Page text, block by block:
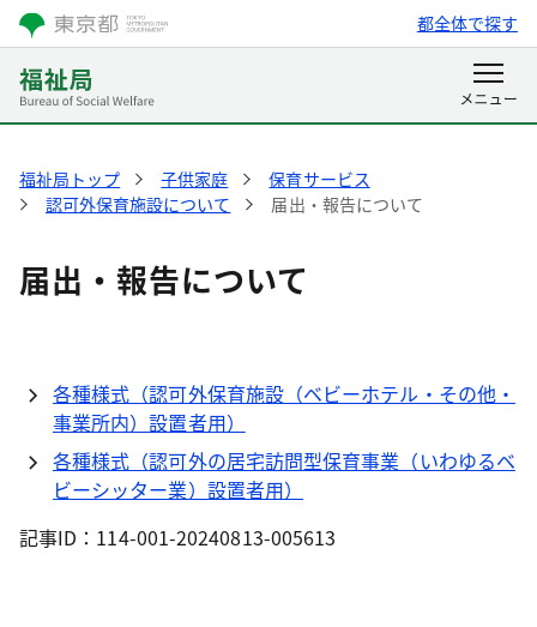
都全体で探す
福祉局トップ 子供家庭
保育サービス
認可外保育施設について
届出・報告について
届出・報告について
各種様式（認可外保育施設（ベビーホテル・その他・
事業所内）設置者用）
各種様式（認可外の居宅訪問型保育事業（いわゆるベ
ビーシッター業）設置者用）
記事ID：114-001-20240813-005613